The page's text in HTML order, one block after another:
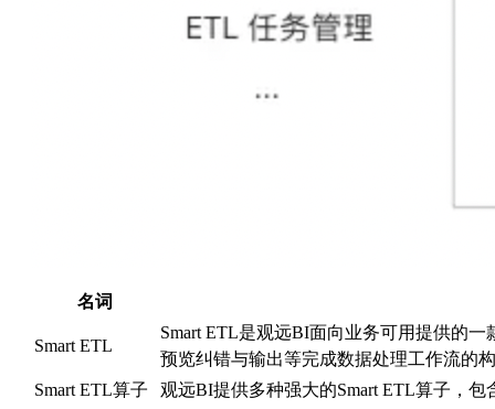
名词
Smart ETL
Smart ETL是观远BI面向业务可用提供的
预览纠错与输出等完成数据处理工作流的
Smart ETL算子
观远BI提供多种强大的Smart ETL算子，